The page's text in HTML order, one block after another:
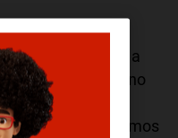
pueden ser
el acceso a
propio o ajeno
Uno de los
que nos enfrentamos